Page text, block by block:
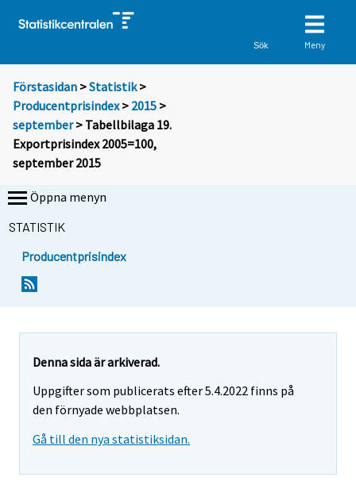
Sök Meny
Förstasidan >Statistik >
Producentprisindex> 2015 >
september> Tabellbilaga 19.
Exportprisindex 2005=100,
september 2015
Öppna menyn
STATISTIK
Producentprisindex
Denna sida är arkiverad.
Uppgifter som publicerats efter 5.4.2022 finns på
den förnyade webbplatsen.
Gå till den nya statistiksidan.